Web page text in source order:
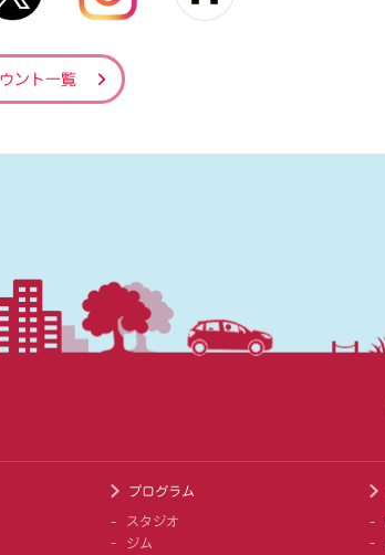
ント一覧
プログラム
スタジオ
ジム